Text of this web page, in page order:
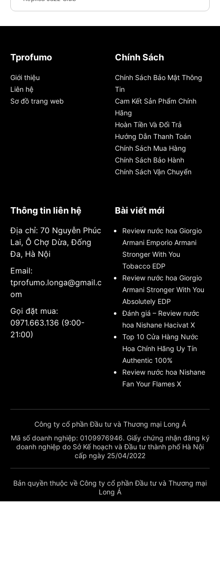
Tprofumo
Giới thiệu
Liên hệ
Sơ đồ trang web
Chính Sách
Chính Sách Bảo Mật Thông
Tin
Cam Kết Sản Phẩm Chính
Hãng
Hoàn Tiền Và Đổi Trả
Hướng Dẫn Thanh Toán
Chính Sách Mua Hàng
Chính Sách Bảo Hành
Chính Sách Vận Chuyển
Thông tin liên hệ
Địa chỉ: 70 Nguyễn Phúc
Lai, Ô Chợ Dừa, Đống
Đa, Hà Nội
Email:
tprofumo.longa@gmail.c
om
Gọi đặt mua:
0971.663.136 (9:00-
21:00)
Bài viết mới
Review nước hoa Giorgio
Armani Emporio Armani
Stronger With You
Tobacco EDP
Review nước hoa Giorgio
Armani Stronger With You
Absolutely EDP
Đánh giá – Review nước
hoa Nishane Hacivat X
Top 10 Cửa Hàng Nước
Hoa Chính Hãng Uy Tín
Authentic 100%
Review nước hoa Nishane
Fan Your Flames X
Công ty cổ phần Đầu tư và Thương mại Long Á
Mã số doanh nghiệp: 0109976946. Giấy chứng nhận đăng ký
doanh nghiệp do Sở Kế hoạch và Đầu tư thành phố Hà Nội
cấp ngày 25/04/2022
Bản quyền thuộc về Công ty cổ phần Đầu tư và Thương mại
Long Á